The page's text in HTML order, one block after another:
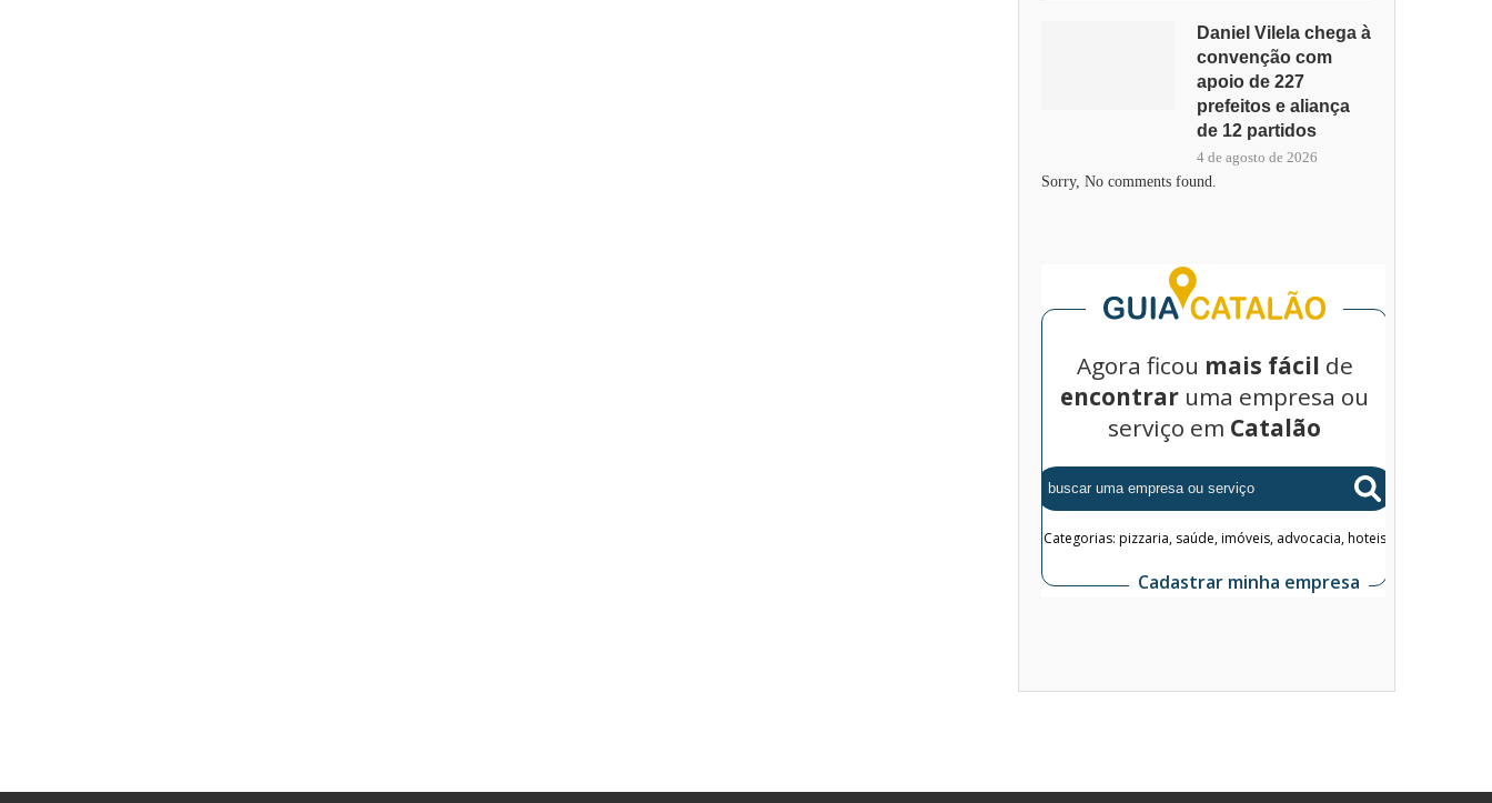
Daniel Vilela chega à
convenção com
apoio de 227
prefeitos e aliança
de 12 partidos
4 de agosto de 2026
Sorry, No comments found.